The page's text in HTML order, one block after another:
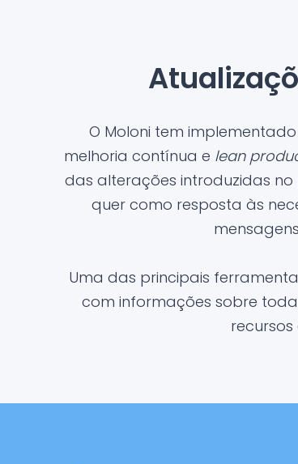
O Moloni tem
melhoria contínua e lean
das alterações introduzidas
quer como resposta às
Uma das principais
com informações sobre